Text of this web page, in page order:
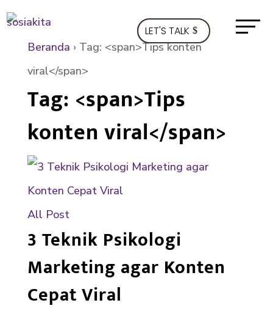
LET'S TALK
Beranda › Tag: <span>Tips konten
viral</span>
Tag: <span>Tips
konten viral</span>
All Post
3 Teknik Psikologi
Marketing agar Konten
Cepat Viral